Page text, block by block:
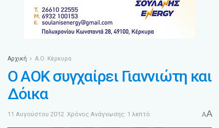
Αρχική Α.Ο. Κέρκυρα
Ο ΑΟΚ συγχαίρει Γιαννιώτη και
Δόικα
11 Αυγούστου 2012 Χρόνος Ανάγνωσης: 1 λεπτό AA